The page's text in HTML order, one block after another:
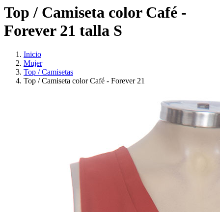
Top / Camiseta color Café -
Forever 21 talla S
Inicio
Mujer
Top / Camisetas
Top / Camiseta color Café - Forever 21